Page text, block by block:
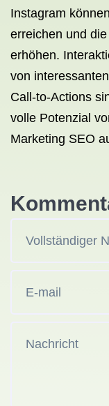
Instagram
erreichen und
erhöhen.
von
Call-to-Actions
volle Potenzial
Marketing SEO